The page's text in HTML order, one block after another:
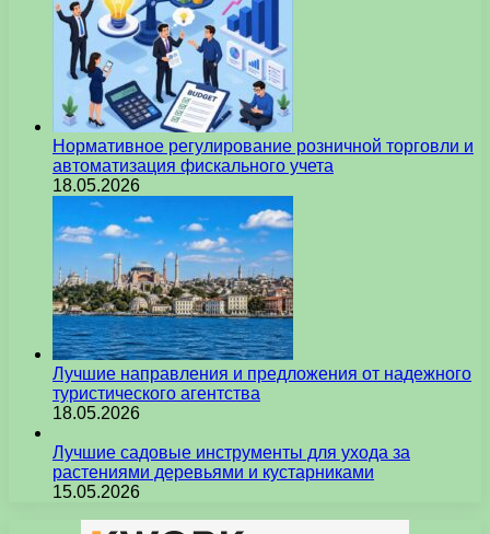
Нормативное регулирование розничной торговли и
автоматизация фискального учета
18.05.2026
Лучшие направления и предложения от надежного
туристического агентства
18.05.2026
Лучшие садовые инструменты для ухода за
растениями деревьями и кустарниками
15.05.2026